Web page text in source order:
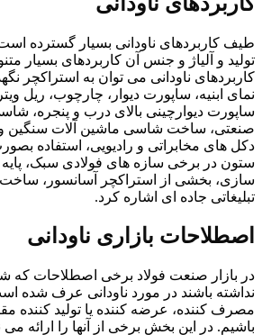
طیف کاربردهای ناودانی بسیار گسترده
تولید و آلیاژ و جنس آن کاربردهای بسیار
کاربردهای ناودانی می توان به استراکچر
نمای ابنیه، ساپورت دیوار، چارچوب، ریل
ساپورت دیوارچینی بالای درب و پنجره،
صنعتی، ساخت شاسی ماشین آلات سنگین و
دکل های مخابراتی و رادیویی، استفاده
ستون در برخی سازه های فولادی سبک، پایه
سازی، بخشی از استراکچر آسانسور، ساخت
تبلیغاتی جاده ای اشاره کرد.
اصطلاحات بازاری ناودانی
در بازار صنعت فولاد برخی اصطلاحات که
نداشته باشند در مورد ناودانی عرف شده
مصرف کننده، عرضه کننده یا تولید کننده
باشیم. در این بخش برخی از آنها را ارائه می